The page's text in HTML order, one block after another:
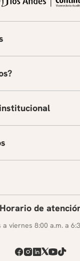
Horario de
a viernes 8:00 a.m. a